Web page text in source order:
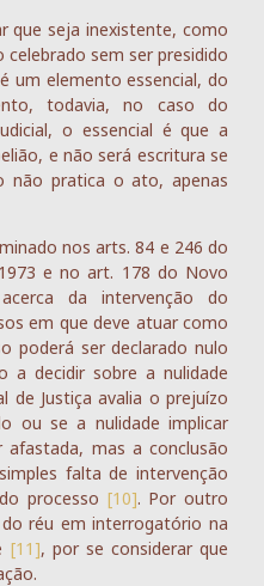
que seja inexistente, como
sem ser presidido
um elemento essencial, do
todavia, no caso do
o essencial é que a
e não será escritura se
não pratica o ato, apenas
nos arts. 84 e 246 do
e no art. 178 do Novo
da intervenção do
em que deve atuar como
poderá ser declarado nulo
a decidir sobre a nulidade
de Justiça avalia o prejuízo
ou se a nulidade implicar
mas a conclusão
falta de intervenção
processo [10]. Por outro
réu em interrogatório na
[11], por se considerar que